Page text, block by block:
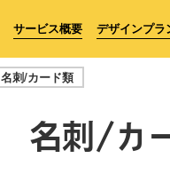
サービス概要 デザインプラ
名刺/カード類
名刺/カ